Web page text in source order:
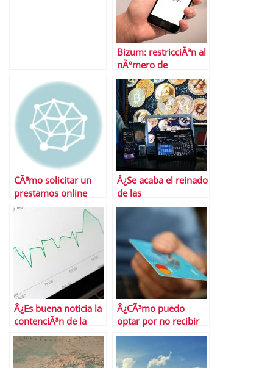
Bizum: restricciÃ³n al
nÃºmero de
operaciones
CÃ³mo solicitar un
prestamos online
Â¿Se acaba el reinado
de las
criptomonedas?
Â¿Es buena noticia la
contenciÃ³n de la
inflaciÃ³n
subyacente?
Â¿CÃ³mo puedo
optar por no recibir
ofertas de tarjetas de
crÃ©dito?